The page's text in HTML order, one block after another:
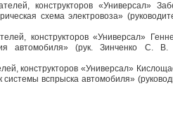
конструкторов «Универсал»
схема электровоза»
конструкторов «Универсал»
автомобиля» (рук. Зинченко С. В.
конструкторов «Универсал»
вспрыска автомобиля»